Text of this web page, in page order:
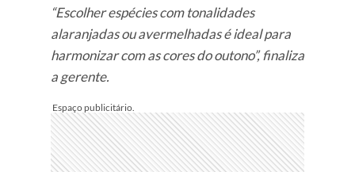
“Escolher espécies com tonalidades
alaranjadas ou avermelhadas é ideal para
harmonizar com as cores do outono”, finaliza
a gerente.